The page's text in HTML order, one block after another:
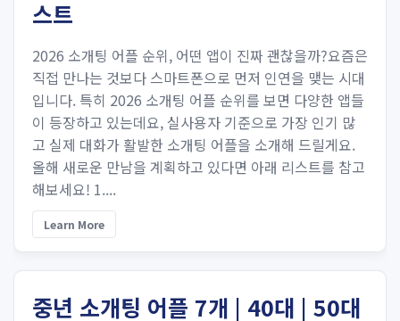
스트
2026 소개팅 어플 순위, 어떤 앱이 진짜 괜찮을까?요즘은
직접 만나는 것보다 스마트폰으로 먼저 인연을 맺는 시대
입니다. 특히 2026 소개팅 어플 순위를 보면 다양한 앱들
이 등장하고 있는데요, 실사용자 기준으로 가장 인기 많
고 실제 대화가 활발한 소개팅 어플을 소개해 드릴게요.
올해 새로운 만남을 계획하고 있다면 아래 리스트를 참고
해보세요! 1....
Learn More
중년 소개팅 어플 7개 | 40대 | 50대